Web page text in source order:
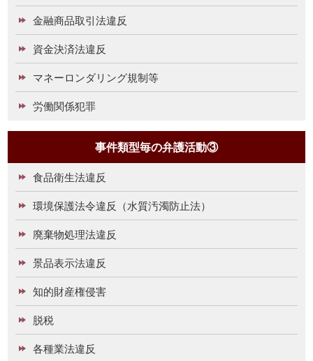
金融商品取引法違反
資金決済法違反
マネーロンダリング規制等
労働関係犯罪
事件類型毎の弁護活動③
食品衛生法違反
環境保護法令違反（水質汚濁防止法）
廃棄物処理法違反
景品表示法違反
知的財産権侵害
脱税
各種業法違反